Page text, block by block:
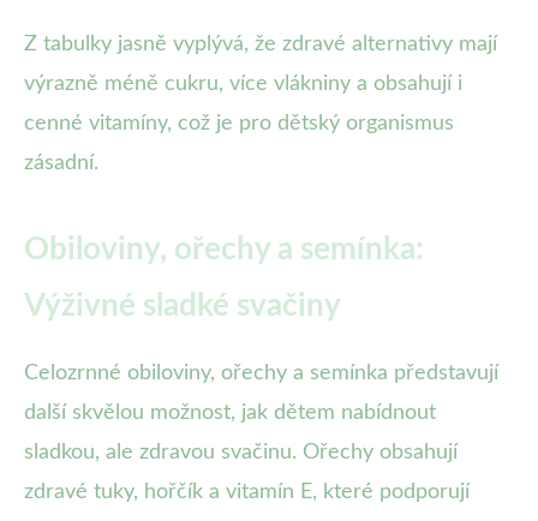
Z tabulky jasně vyplývá, že zdravé alternativy mají
výrazně méně cukru, více vlákniny a obsahují i
cenné vitamíny, což je pro dětský organismus
zásadní.
Obiloviny, ořechy a semínka:
Výživné sladké svačiny
Celozrnné obiloviny, ořechy a semínka představují
další skvělou možnost, jak dětem nabídnout
sladkou, ale zdravou svačinu. Ořechy obsahují
zdravé tuky, hořčík a vitamín E, které podporují